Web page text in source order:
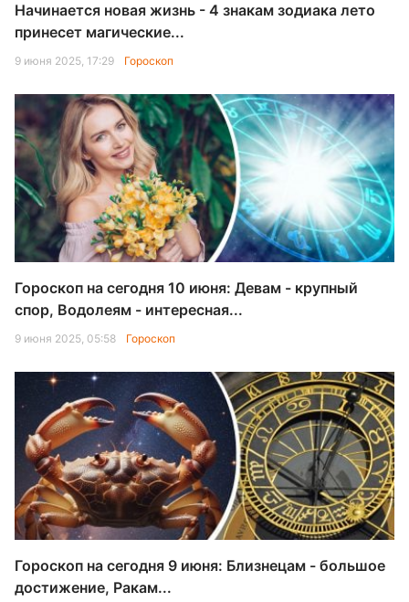
Начинается новая жизнь - 4 знакам зодиака лето
принесет магические...
9 июня 2025, 17:29 Гороскоп
Гороскоп на сегодня 10 июня: Девам - крупный
спор, Водолеям - интересная...
9 июня 2025, 05:58 Гороскоп
Гороскоп на сегодня 9 июня: Близнецам - большое
достижение, Ракам...